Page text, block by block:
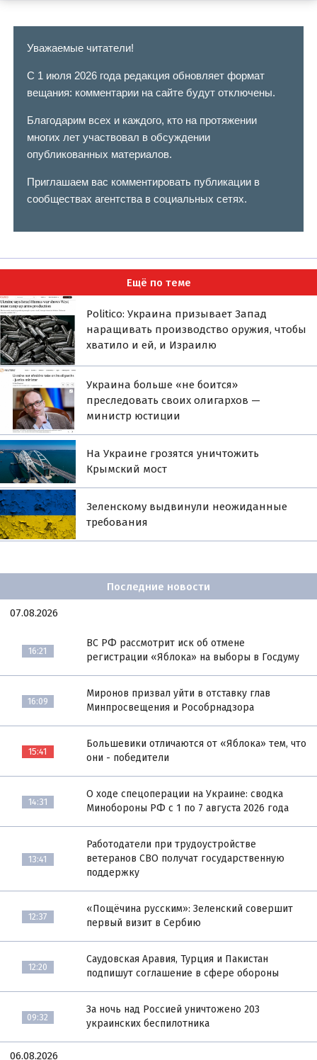
Уважаемые читатели!
С 1 июля 2026 года редакция обновляет формат
вещания: комментарии на сайте будут отключены.
Благодарим всех и каждого, кто на протяжении
многих лет участвовал в обсуждении
опубликованных материалов.
Приглашаем вас комментировать публикации в
сообществах агентства в социальных сетях.
Ещё по теме
Politico: Украина призывает Запад
наращивать производство оружия, чтобы
хватило и ей, и Израилю
Украина больше «не боится»
преследовать своих олигархов —
министр юстиции
На Украине грозятся уничтожить
Крымский мост
Зеленскому выдвинули неожиданные
требования
Последние новости
07.08.2026
16:21
ВС РФ рассмотрит иск об отмене
регистрации «Яблока» на выборы в Госдуму
16:09
Миронов призвал уйти в отставку глав
Минпросвещения и Рособрнадзора
15:41
Большевики отличаются от «Яблока» тем, что
они - победители
14:31
О ходе спецоперации на Украине: сводка
Минобороны РФ с 1 по 7 августа 2026 года
13:41
Работодатели при трудоустройстве
ветеранов СВО получат государственную
поддержку
12:37
«Пощёчина русским»: Зеленский совершит
первый визит в Сербию
12:20
Саудовская Аравия, Турция и Пакистан
подпишут соглашение в сфере обороны
09:32
За ночь над Россией уничтожено 203
украинских беспилотника
06.08.2026